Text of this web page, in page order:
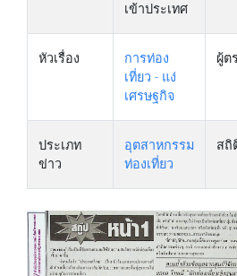
เข้าประเทศ
หัวเรื่อง
การท่อง
เที่ยว - แง่
เศรษฐกิจ
ผู้ต
ประเภท
ข่าว
อุตสาหกรรม
ท่องเที่ยว
สถิ